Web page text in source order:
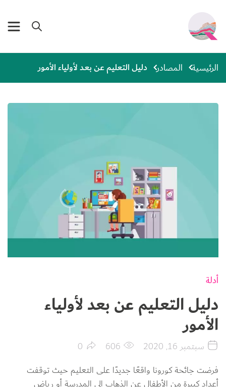
Donate
الرئيسية المصادر دليل التعليم عن بعد لأولياء الأمور
الصورة
أدلة
دليل التعليم عن بعد لأولياء
الأمور
سبتمبر 16, 2020 606
0
فرضت جائحة كورونا واقعًا جديدًا على التعليم حيث توقفت
أعداد كبيرة من الأطفال عن الذهاب إلى المدرسة أو رياض